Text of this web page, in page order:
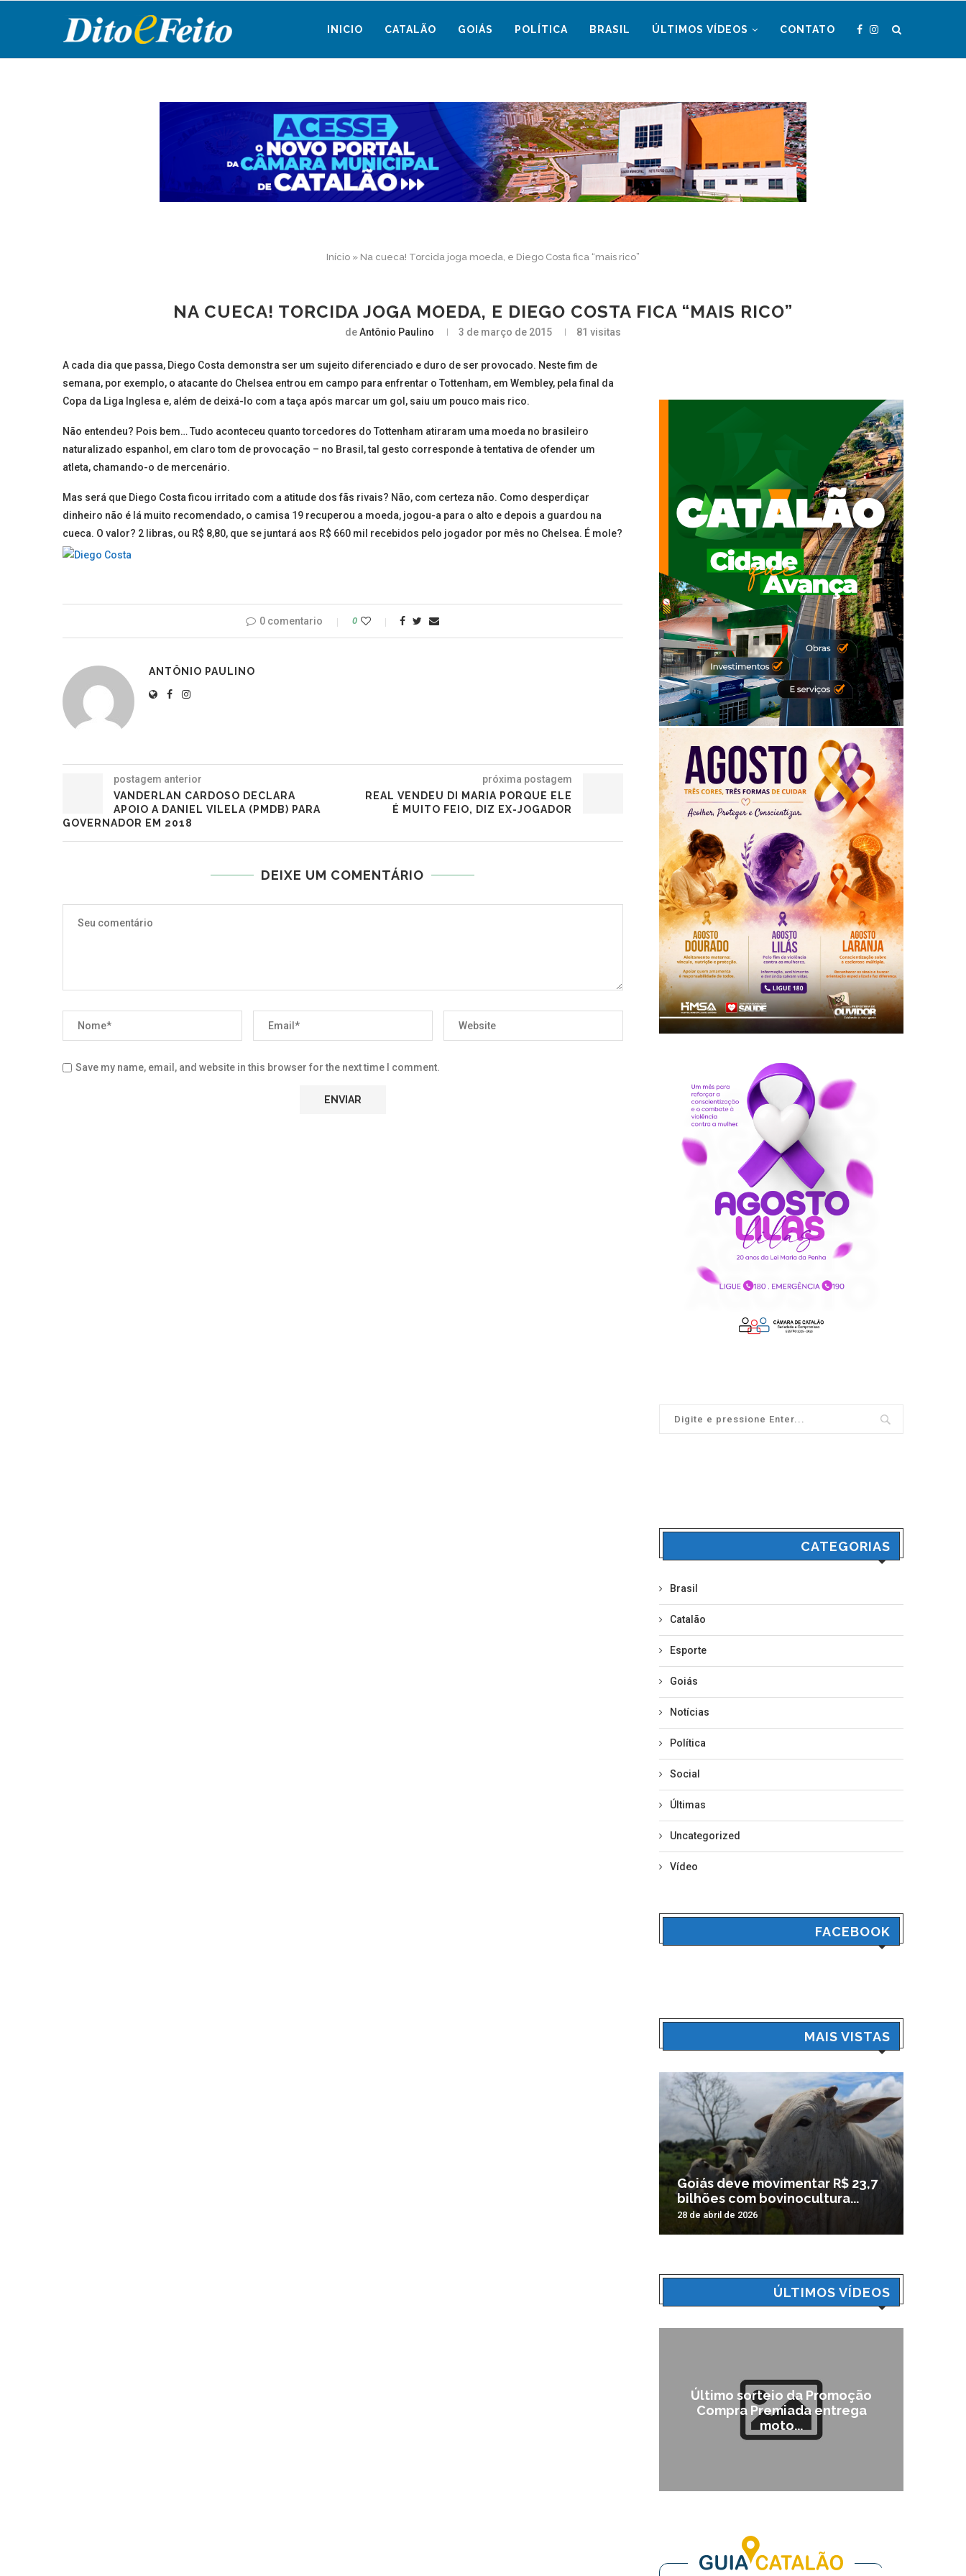
INICIO CATALÃO GOIÁS POLÍTICA BRASIL ÚLTIMOS VÍDEOS CONTATO
Início » Na cueca! Torcida joga moeda, e Diego Costa fica “mais rico”
NA CUECA! TORCIDA JOGA MOEDA, E DIEGO COSTA FICA “MAIS RICO”
deAntônio Paulino 3 de março de 2015 81 visitas
A cada dia que passa, Diego Costa demonstra ser um sujeito diferenciado e duro de ser provocado. Neste fim de
semana, por exemplo, o atacante do Chelsea entrou em campo para enfrentar o Tottenham, em Wembley, pela final da
Copa da Liga Inglesa e, além de deixá-lo com a taça após marcar um gol, saiu um pouco mais rico.
Não entendeu? Pois bem… Tudo aconteceu quanto torcedores do Tottenham atiraram uma moeda no brasileiro
naturalizado espanhol, em claro tom de provocação – no Brasil, tal gesto corresponde à tentativa de ofender um
atleta, chamando-o de mercenário.
Mas será que Diego Costa ficou irritado com a atitude dos fãs rivais? Não, com certeza não. Como desperdiçar
dinheiro não é lá muito recomendado, o camisa 19 recuperou a moeda, jogou-a para o alto e depois a guardou na
cueca. O valor? 2 libras, ou R$ 8,80, que se juntará aos R$ 660 mil recebidos pelo jogador por mês no Chelsea. É mole?
0 comentario 0
ANTÔNIO PAULINO
postagem anterior
VANDERLAN CARDOSO DECLARA
APOIO A DANIEL VILELA (PMDB) PARA
GOVERNADOR EM 2018
próxima postagem
REAL VENDEU DI MARIA PORQUE ELE
É MUITO FEIO, DIZ EX-JOGADOR
DEIXE UM COMENTÁRIO
Save my name, email, and website in this browser for the next time I comment.
CATEGORIAS
Brasil
Catalão
Esporte
Goiás
Notícias
Política
Social
Últimas
Uncategorized
Vídeo
FACEBOOK
MAIS VISTAS
Goiás deve movimentar R$ 23,7
bilhões com bovinocultura...
28 de abril de 2026
ÚLTIMOS VÍDEOS
Último sorteio da Promoção
Compra Premiada entrega
moto...